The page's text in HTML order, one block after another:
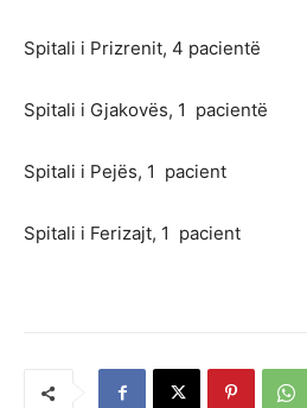
Spitali i Prizrenit, 4 pacientë
Spitali i Gjakovës, 1 pacientë
Spitali i Pejës, 1 pacient
Spitali i Ferizajt, 1 pacient